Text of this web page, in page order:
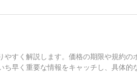
すく解説します。価格の期限や規約の
早く重要な情報をキャッチし、具体的